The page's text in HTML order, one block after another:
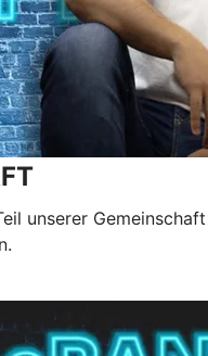
unserer Gemeinschaft